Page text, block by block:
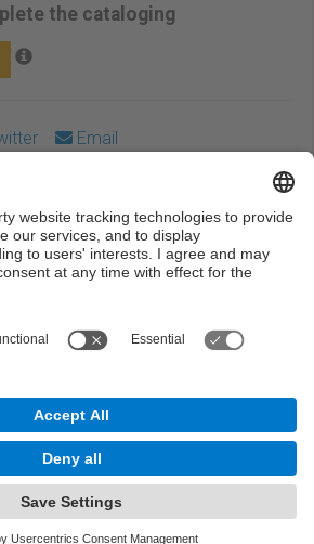
the cataloging
Email
noted, content on this work is
Commons license:Attribution-
4.0 Generic
Politècnica de Catalunya ·
BarcelonaTech
warning Privacy settings